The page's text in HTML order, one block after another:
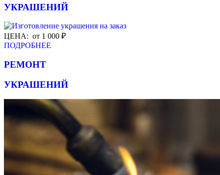
УКРАШЕНИЙ
ЦЕНА: от 1 000 ₽
ПОДРОБНЕЕ
РЕМОНТ
УКРАШЕНИЙ